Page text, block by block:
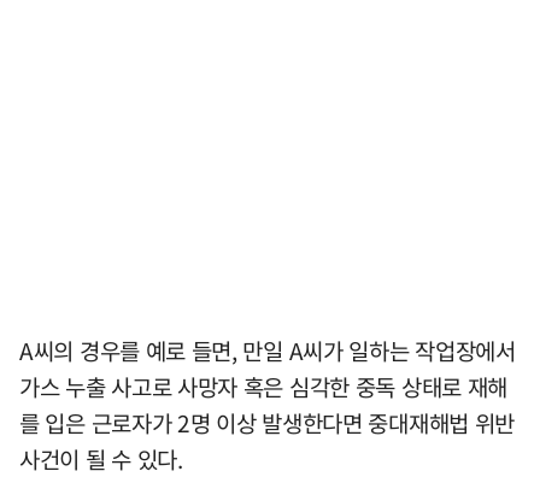
A씨의 경우를 예로 들면, 만일 A씨가 일하는 작업장에서
가스 누출 사고로 사망자 혹은 심각한 중독 상태로 재해
를 입은 근로자가 2명 이상 발생한다면 중대재해법 위반
사건이 될 수 있다.